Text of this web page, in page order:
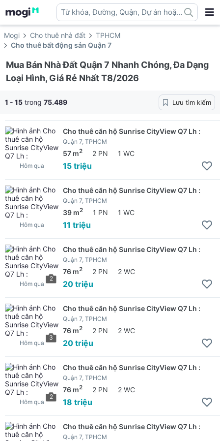
Từ khóa, Đường, Quận, Dự án hoặc
địa danh ...
Mogi Cho thuê nhà đất
TPHCM
Cho thuê bất động sản Quận 7
Mua Bán Nhà Đất Quận 7 Nhanh Chóng, Đa Dạng
Loại Hình, Giá Rẻ Nhất T8/2026
1 - 15 trong 75.489 Lưu tìm kiếm
Cho thuê căn hộ Sunrise CityView Q7 Lh :
Quận 7, TPHCM
57 m2 2 PN 1 WC
15 triệu
Hôm qua
Cho thuê căn hộ Sunrise CityView Q7 Lh :
Quận 7, TPHCM
39 m2 1 PN 1 WC
11 triệu
Hôm qua
2
Cho thuê căn hộ Sunrise CityView Q7 Lh :
Quận 7, TPHCM
76 m2 2 PN 2 WC
20 triệu
Hôm qua
3
Cho thuê căn hộ Sunrise CityView Q7 Lh :
Quận 7, TPHCM
76 m2 2 PN 2 WC
20 triệu
Hôm qua
2
Cho thuê căn hộ Sunrise CityView Q7 Lh :
Quận 7, TPHCM
76 m2 2 PN 2 WC
18 triệu
Hôm qua
Cho thuê căn hộ Sunrise CityView Q7 Lh :
Quận 7, TPHCM